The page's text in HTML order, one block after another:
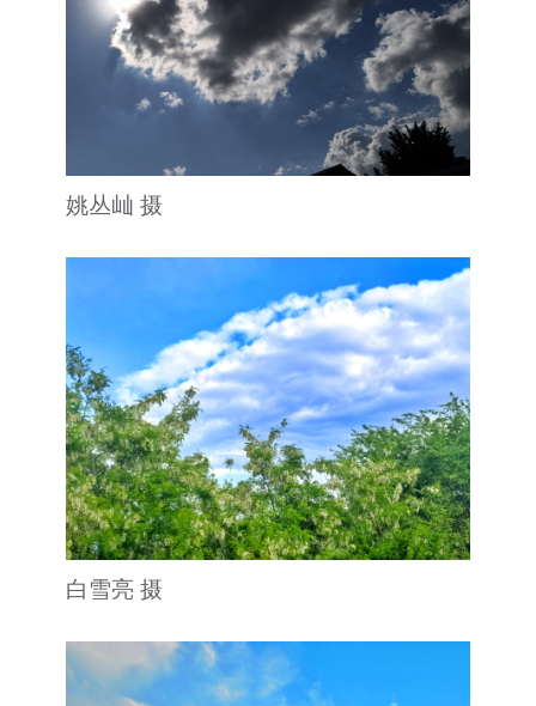
姚丛屾 摄
白雪亮 摄